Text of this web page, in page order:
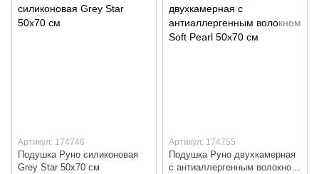
Артикул: 174746
Подушка Руно силиконовая
Grey Star 50x70 см
Артикул: 174755
Подушка Руно двухкамерная
с антиаллергенным волокном